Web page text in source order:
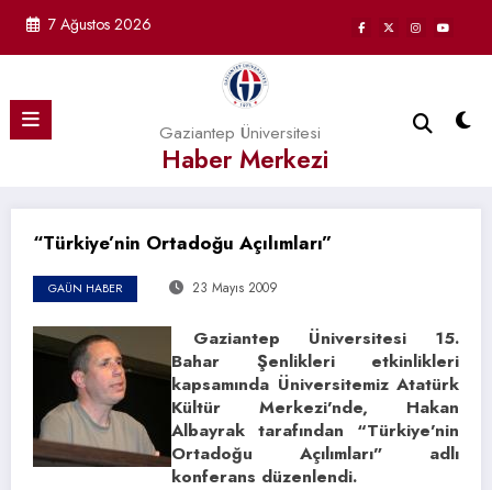
7 Ağustos 2026
Gaziantep Üniversitesi
Haber Merkezi
“Türkiye’nin Ortadoğu Açılımları”
GAÜN HABER 23 Mayıs 2009
Gaziantep Üniversitesi 15.
Bahar Şenlikleri etkinlikleri
kapsamında Üniversitemiz Atatürk
Kültür Merkezi’nde, Hakan
Albayrak tarafından “Türkiye’nin
Ortadoğu Açılımları” adlı
konferans düzenlendi.